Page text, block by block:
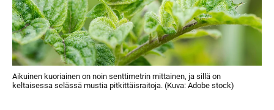
Aikuinen kuoriainen on noin senttimetrin mittainen, ja sillä on
keltaisessa selässä mustia pitkittäisraitoja. (Kuva: Adobe stock)